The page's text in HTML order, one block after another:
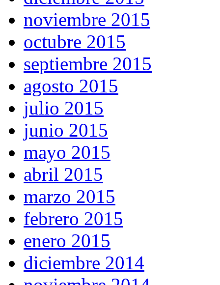
noviembre 2015
octubre 2015
septiembre 2015
agosto 2015
julio 2015
junio 2015
mayo 2015
abril 2015
marzo 2015
febrero 2015
enero 2015
diciembre 2014